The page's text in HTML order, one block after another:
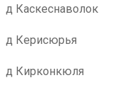
д Каскеснаволок
д Керисюрья
д Кирконкюля